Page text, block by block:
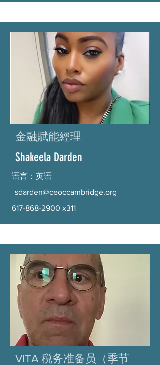
金融賦能經理
Shakeela Darden
语言：英语
sdarden@ceoccambridge.org
617-868-2900 x311
VITA 税务准备员（季节